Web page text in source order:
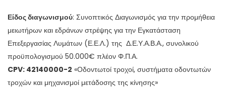
Είδος διαγωνισμού: Συνοπτικός Διαγωνισμός για την προμήθεια
μειωτήρων και εδράνων στρέψης για την Εγκατάσταση
Επεξεργασίας Λυμάτων (Ε.Ε.Λ.) της Δ.Ε.Υ.Α.Β.Α., συνολικού
προϋπολογισμού 50.000€ πλέον Φ.Π.Α.
CPV: 42140000-2 «Οδοντωτοί τροχοί, συστήματα οδοντωτών
τροχών και μηχανισμοί μετάδοσης της κίνησης»